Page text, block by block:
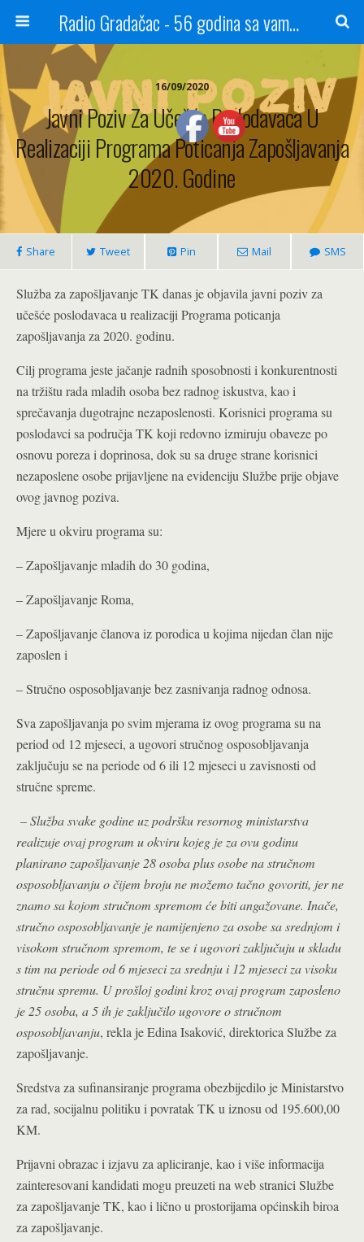
Radio Gradačac - 56 godina sa vama...
16/09/2020
Javni Poziv Za Učešće Poslodavaca U
Realizaciji Programa Poticanja Zapošljavanja
2020. Godine
Share Tweet Pin Mail SMS
Služba za zapošljavanje TK danas je objavila javni poziv za
učešće poslodavaca u realizaciji Programa poticanja
zapošljavanja za 2020. godinu.
Cilj programa jeste jačanje radnih sposobnosti i konkurentnosti
na tržištu rada mladih osoba bez radnog iskustva, kao i
sprečavanja dugotrajne nezaposlenosti. Korisnici programa su
poslodavci sa područja TK koji redovno izmiruju obaveze po
osnovu poreza i doprinosa, dok su sa druge strane korisnici
nezaposlene osobe prijavljene na evidenciju Službe prije objave
ovog javnog poziva.
Mjere u okviru programa su:
– Zapošljavanje mladih do 30 godina,
– Zapošljavanje Roma,
– Zapošljavanje članova iz porodica u kojima nijedan član nije
zaposlen i
– Stručno osposobljavanje bez zasnivanja radnog odnosa.
Sva zapošljavanja po svim mjerama iz ovog programa su na
period od 12 mjeseci, a ugovori stručnog osposobljavanja
zaključuju se na periode od 6 ili 12 mjeseci u zavisnosti od
stručne spreme.
–Služba svake godine uz podršku resornog ministarstva
realizuje ovaj program u okviru kojeg je za ovu godinu
planirano zapošljavanje 28 osoba plus osobe na stručnom
osposobljavanju o čijem broju ne možemo tačno govoriti, jer ne
znamo sa kojom stručnom spremom će biti angažovane. Inače,
stručno osposobljavanje je namijenjeno za osobe sa srednjom i
visokom stručnom spremom, te se i ugovori zaključuju u skladu
s tim na periode od 6 mjeseci za srednju i 12 mjeseci za visoku
stručnu spremu. U prošloj godini kroz ovaj program zaposleno
je 25 osoba, a 5 ih je zaključilo ugovore o stručnom
osposobljavanju, rekla je Edina Isaković, direktorica Službe za
zapošljavanje.
Sredstva za sufinansiranje programa obezbijedilo je Ministarstvo
za rad, socijalnu politiku i povratak TK u iznosu od 195.600,00
KM.
Prijavni obrazac i izjavu za apliciranje, kao i više informacija
zainteresovani kandidati mogu preuzeti na web stranici Službe
za zapošljavanje TK, kao i lično u prostorijama općinskih biroa
za zapošljavanje.